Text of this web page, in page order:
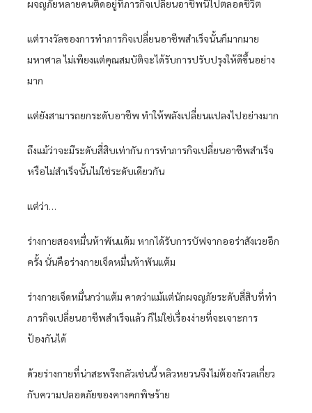
ผจญภัยหลายคนติดอยู่ที่ภารกิจเปลี่ยนอาชีพนี้ไปตลอดชีวิต
แต่รางวัลของการทำภารกิจเปลี่ยนอาชีพสำเร็จนั้นก็มากมาย
มหาศาล ไม่เพียงแต่คุณสมบัติจะได้รับการปรับปรุงให้ดีขึ้นอย่าง
มาก
แต่ยังสามารถยกระดับอาชีพ ทำให้พลังเปลี่ยนแปลงไปอย่างมาก
ถึงแม้ว่าจะมีระดับสี่สิบเท่ากัน การทำภารกิจเปลี่ยนอาชีพสำเร็จ
หรือไม่สำเร็จนั้นไม่ใช่ระดับเดียวกัน
แต่ว่า…
ร่างกายสองหมื่นห้าพันแต้ม หากได้รับการบัฟจากออร่าสังเวยอีก
ครั้ง นั่นคือร่างกายเจ็ดหมื่นห้าพันแต้ม
ร่างกายเจ็ดหมื่นกว่าแต้ม คาดว่าแม้แต่นักผจญภัยระดับสี่สิบที่ทำ
ภารกิจเปลี่ยนอาชีพสำเร็จแล้ว ก็ไม่ใช่เรื่องง่ายที่จะเจาะการ
ป้องกันได้
ด้วยร่างกายที่น่าสะพรึงกลัวเช่นนี้ หลิวหยวนจึงไม่ต้องกังวลเกี่ยว
กับความปลอดภัยของคางคกพิษร้าย